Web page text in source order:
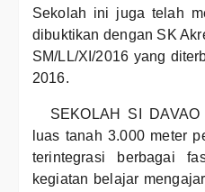
Sekolah ini juga telah
dibuktikan dengan SK
SM/LL/XI/2016 yang
2016.
SEKOLAH SI
luas tanah 3.000 meter
terintegrasi berbagai
kegiatan belajar